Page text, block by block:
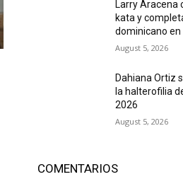
Larry Aracena
kata y
dominicano en
August 5, 2026
Dahiana Ortiz
la halterofilia
2026
August 5, 2026
COMENTARIOS